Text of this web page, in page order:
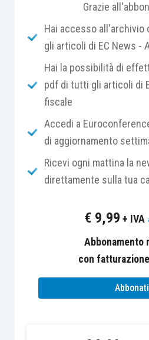
Normalmente il paragrafo
– o comunque avente un
deve esserecollocato
paragrafo contenenteil
oppure, se presente,
paragrafo contenenteil
informativa”
Questo paragrafo
rispetto alla tradizionale
faceva menzione nei
Lecircostanzeche
l’inserimento di questo
Grazie
Hai accesso
gli articoli di EC News -
Hai la possibilità di
pdf di tutti gli articoli di
fiscale
Accedi a
di aggiornamento
Ricevi ogni mattina la
direttamente sulla tua
€ 9,99 + IVA
Abbonamento
con
Abbonati